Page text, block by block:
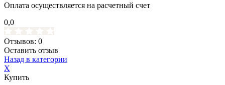
Оплата осуществляется на расчетный счет
0,0
Отзывов: 0
Оставить отзыв
Назад в категории
X
Купить